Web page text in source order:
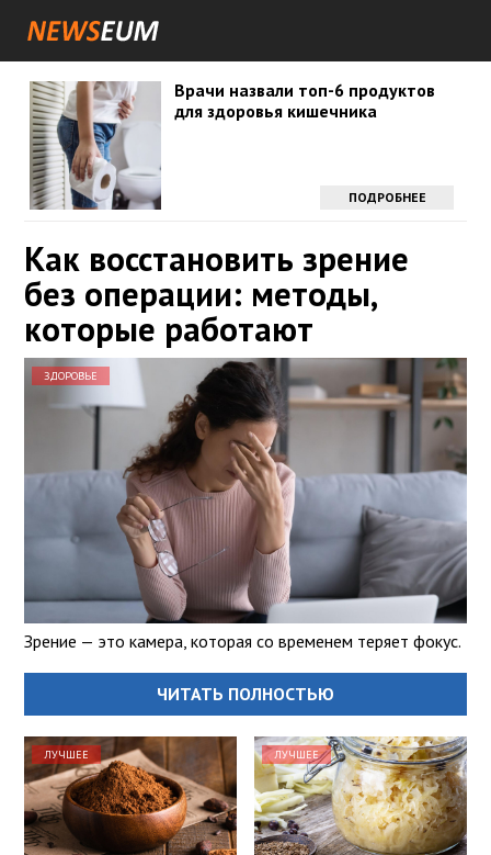
Врачи назвали топ-6 продуктов
для здоровья кишечника
ПОДРОБНЕЕ
Как восстановить зрение
без операции: методы,
которые работают
ЗДОРОВЬЕ
Зрение — это камера, которая со временем теряет фокус.
ЧИТАТЬ ПОЛНОСТЬЮ
ЛУЧШЕЕ ЛУЧШЕЕ